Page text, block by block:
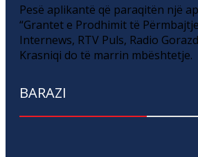
Pesë aplikantë që paraqitën një
“Grantet e Prodhimit të
Internews, RTV Puls, Radio
Krasniqi do të marrin mbështetje.
BARAZI